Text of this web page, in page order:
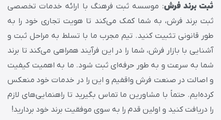
ثبت برند فرش: موسسه ثبت فرهنگ با ارائه خدمات تخصصی
ثبت برند فرش، به شما کمک می‌کند تا هویت تجاری خود را به
طور قانونی تثبیت کنید. تیم مجرب ما با تسلط به مراحل ثبت و
آشنایی با بازار فرش، شما را در این فرآیند همراهی می‌کند تا برند
شما به سرعت و به طور حرفه‌ای ثبت شود. ما به اهمیت کیفیت
و اصالت در صنعت فرش واقفیم و این را در خدمات خود منعکس
کرده‌ایم. حتماً با مشاورین ما تماس بگیرید تا راهنمایی‌های لازم
را دریافت کنید و اولین قدم را به سوی موفقیت برند خود بردارید!